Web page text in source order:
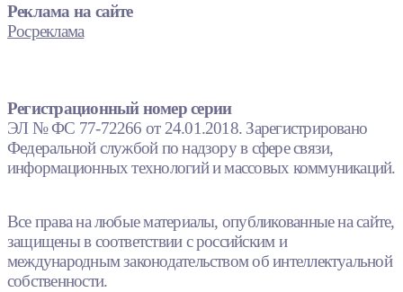
Реклама на сайте
Росреклама
Регистрационный номер серии
ЭЛ № ФС 77-72266 от 24.01.2018. Зарегистрировано
Федеральной службой по надзору в сфере связи,
информационных технологий и массовых коммуникаций.
Все права на любые материалы, опубликованные на сайте,
защищены в соответствии с российским и
международным законодательством об интеллектуальной
собственности.